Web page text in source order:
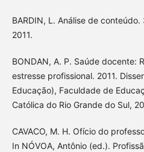
BARDIN, L. Análise de
2011.
BONDAN, A. P. Saúde docente:
estresse profissional. 2011.
Educação), Faculdade de
Católica do Rio Grande do Sul,
CAVACO, M. H. Ofício do
In NÓVOA, Antônio (ed.).